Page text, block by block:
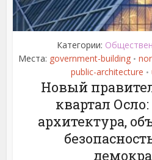
Категории:
Места: government-building •
public-architecture •
Новый
квартал
архитектура,